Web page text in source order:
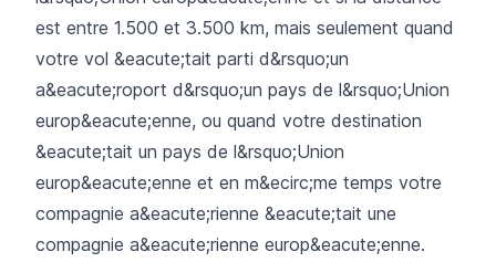
est entre 1.500 et 3.500 km, mais seulement quand
votre vol &eacute;tait parti d&rsquo;un
a&eacute;roport d&rsquo;un pays de l&rsquo;Union
europ&eacute;enne, ou quand votre destination
&eacute;tait un pays de l&rsquo;Union
europ&eacute;enne et en m&ecirc;me temps votre
compagnie a&eacute;rienne &eacute;tait une
compagnie a&eacute;rienne europ&eacute;enne.